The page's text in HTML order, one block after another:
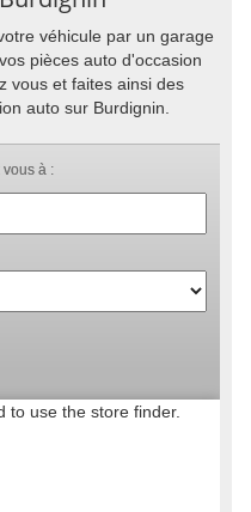
véhicule par un garage
pièces auto d'occasion
vous et faites ainsi des
auto sur Burdignin.